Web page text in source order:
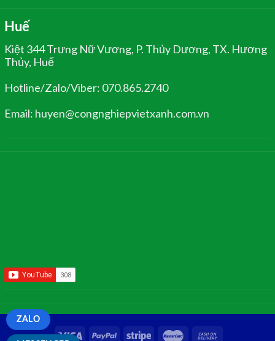
Huế
Kiệt 344 Trưng Nữ Vương, P. Thủy Dương, TX. Hương
Thủy, Huế
Hotline/Zalo/Viber: 070.865.2740
Email: huyen@congnghiepvietxanh.com.vn
ZALO